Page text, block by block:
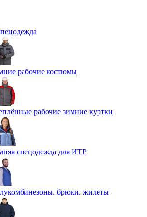
рабочие костюмы
рабочие зимние куртки
спецодежда для ИТР
брюки, жилеты